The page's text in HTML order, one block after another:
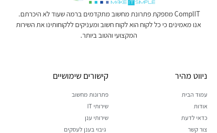
ComplIT מספקת פתרונת מחשוב מתקדמים ברמה שעוד לא היכרתם.
אנו מאמינים כי כל לקוח הוא לקוח חשוב ומעניקים ללקוחותינו את השירות
המקצועי והטוב ביותר.
ניווט מהיר
עמוד הבית
אודות
כדאי לדעת
צור קשר
קישורים שימושיים
פתרונות מחשוב
שירותי IT
שירותי ענן
גיבוי בענן לעסקים